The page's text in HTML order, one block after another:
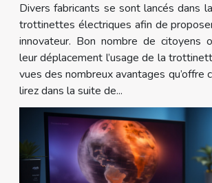
Divers fabricants se sont lancés dans
trottinettes électriques afin de
innovateur. Bon nombre de citoyens
leur déplacement l’usage de la
vues des nombreux avantages qu’offre
lirez dans la suite de...